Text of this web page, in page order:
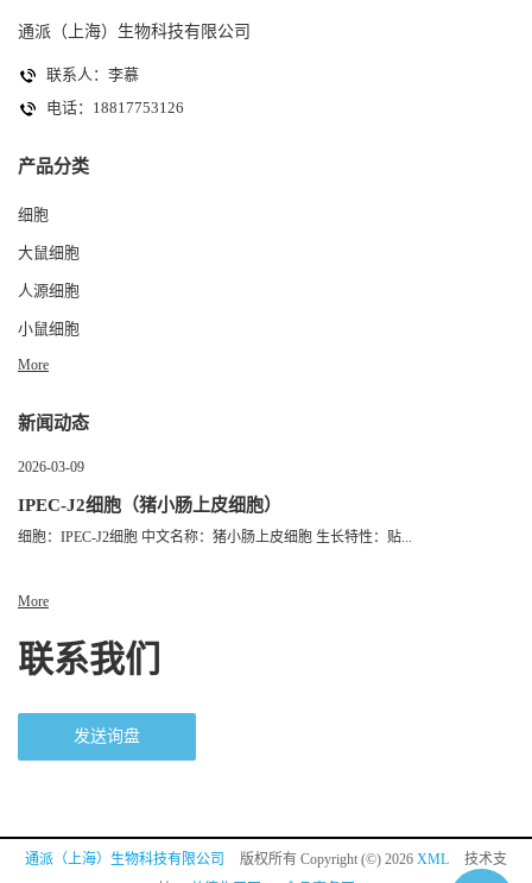
通派（上海）生物科技有限公司
联系人：李慕
电话：18817753126
产品分类
细胞
大鼠细胞
人源细胞
小鼠细胞
More
新闻动态
2026-03-09
IPEC-J2细胞（猪小肠上皮细胞）
细胞：IPEC-J2细胞 中文名称：猪小肠上皮细胞 生长特性：贴...
More
联系我们
发送询盘
通派（上海）生物科技有限公司 版权所有 Copyright (©) 2026 XML
技术支